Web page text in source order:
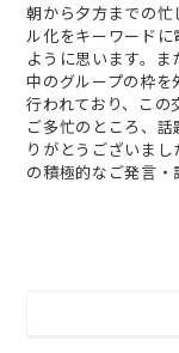
朝から夕方までの
ル化をキーワード
ように思います。
中のグループの枠
行われており、この
ご多忙のところ、
りがとうございま
の積極的なご発言・